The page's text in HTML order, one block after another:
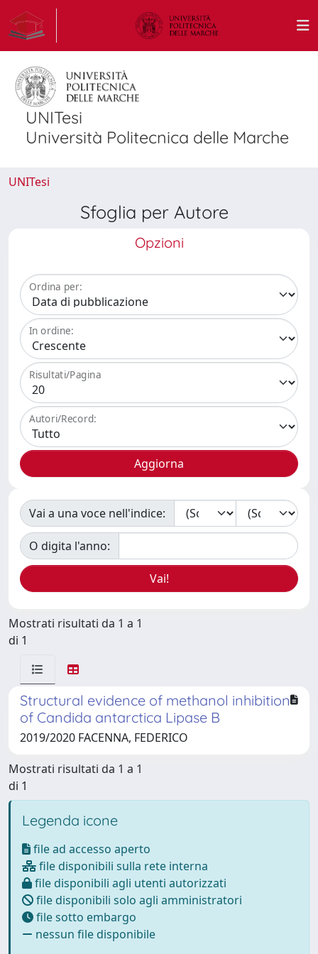
UNITesi
Università Politecnica delle Marche
UNITesi
Sfoglia per Autore
Opzioni
Ordina per:
In ordine:
Risultati/Pagina
Autori/Record:
Vai a una voce nell'indice:
O digita l'anno:
Mostrati risultati da 1 a 1
di 1
Structural evidence of methanol inhibition
of Candida antarctica Lipase B
2019/2020 FACENNA, FEDERICO
Mostrati risultati da 1 a 1
di 1
Legenda icone
file ad accesso aperto
file disponibili sulla rete interna
file disponibili agli utenti autorizzati
file disponibili solo agli amministratori
file sotto embargo
nessun file disponibile